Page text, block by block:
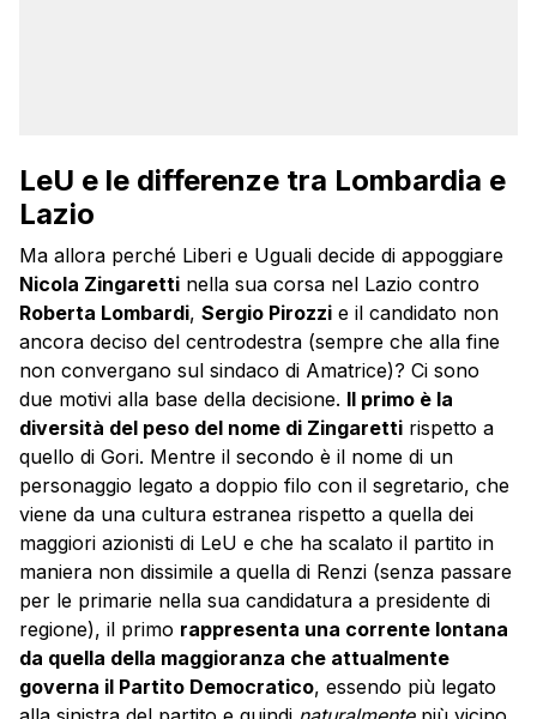
LeU e le differenze tra Lombardia e
Lazio
Ma allora perché Liberi e Uguali decide di appoggiare
Nicola Zingaretti nella sua corsa nel Lazio contro
Roberta Lombardi, Sergio Pirozzi e il candidato non
ancora deciso del centrodestra (sempre che alla fine
non convergano sul sindaco di Amatrice)? Ci sono
due motivi alla base della decisione. Il primo è la
diversità del peso del nome di Zingaretti rispetto a
quello di Gori. Mentre il secondo è il nome di un
personaggio legato a doppio filo con il segretario, che
viene da una cultura estranea rispetto a quella dei
maggiori azionisti di LeU e che ha scalato il partito in
maniera non dissimile a quella di Renzi (senza passare
per le primarie nella sua candidatura a presidente di
regione), il primo rappresenta una corrente lontana
da quella della maggioranza che attualmente
governa il Partito Democratico, essendo più legato